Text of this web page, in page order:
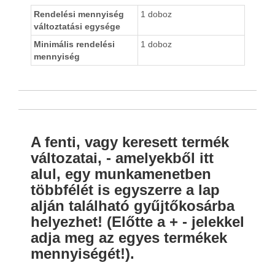
Rendelési mennyiség
változtatási egysége
1 doboz
Minimális rendelési
mennyiség
1 doboz
A fenti, vagy keresett termék
változatai, - amelyekből itt
alul, egy munkamenetben
többfélét is egyszerre a lap
alján található gyűjtőkosárba
helyezhet! (Előtte a + - jelekkel
adja meg az egyes termékek
mennyiségét!).